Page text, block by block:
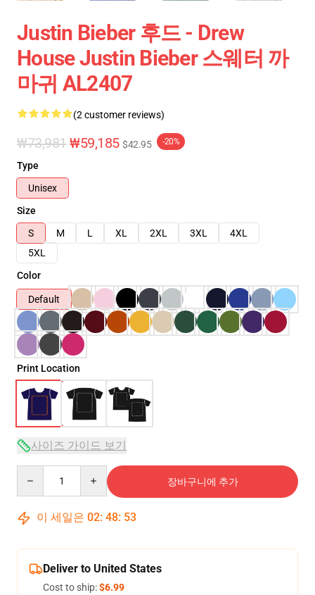
Justin Bieber 후드 - Drew
House Justin Bieber 스웨터 까
마귀 AL2407
(2 customer reviews)
₩73,981 ₩59,185 $42.95 -20%
Type
Unisex
Size
S
M L XL 2XL 3XL
4XL
5XL
Color
Default
Print Location
사이즈 가이드 보기
장바구니에 추가
이 세일은 02: 48: 51
Deliver to United States
Cost to ship:$6.99